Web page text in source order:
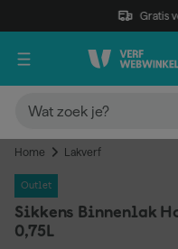
Gratis
Home Lakverf
Outlet
Sikkens Binnenlak
0,75L